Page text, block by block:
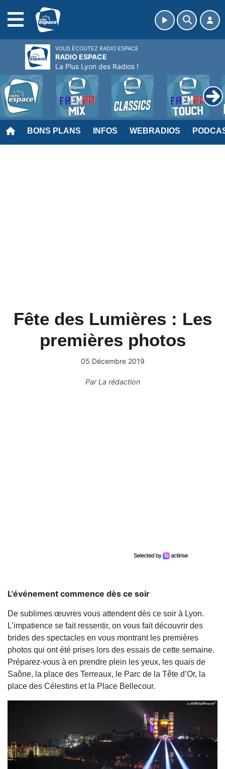
BONS PLANS INFOS WEBRADIOS
Fête des Lumières : Les
premières photos
05 Décembre 2019
ParLa rédaction
L'événement commence dès ce soir
De sublimes œuvres vous attendent dès ce soir à Lyon.
L’impatience se fait ressentir, on vous fait découvrir des
brides des spectacles en vous montrant les premières
photos qui ont été prises lors des essais de cette semaine.
Préparez-vous à en prendre plein les yeux, les quais de
Saône, la place des Terreaux, le Parc de la Tête d’Or, la
place des Célestins et la Place Bellecour.
VOUS ÉCOUTEZ RADIO ESPACE
RADIO ESPACE
La Plus Lyon des Radios !